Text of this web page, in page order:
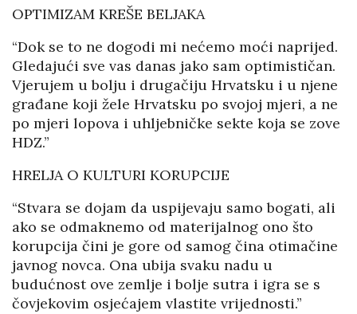
OPTIMIZAM KREŠE BELJAKA
“Dok se to ne dogodi mi nećemo moći naprijed.
Gledajući sve vas danas jako sam optimističan.
Vjerujem u bolju i drugačiju Hrvatsku i u njene
građane koji žele Hrvatsku po svojoj mjeri, a ne
po mjeri lopova i uhljebničke sekte koja se zove
HDZ.”
HRELJA O KULTURI KORUPCIJE
“Stvara se dojam da uspijevaju samo bogati, ali
ako se odmaknemo od materijalnog ono što
korupcija čini je gore od samog čina otimačine
javnog novca. Ona ubija svaku nadu u
budućnost ove zemlje i bolje sutra i igra se s
čovjekovim osjećajem vlastite vrijednosti.”